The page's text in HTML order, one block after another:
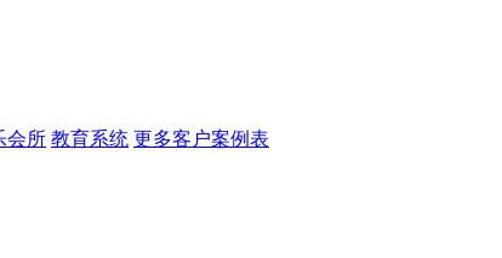
会所 教育系统 更多客户案例表